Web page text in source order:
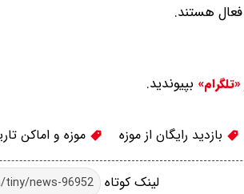
«تلگرام» بپیوندید.
بازدید رایگان از موزه موزه و اماکن
لینک کوتاه